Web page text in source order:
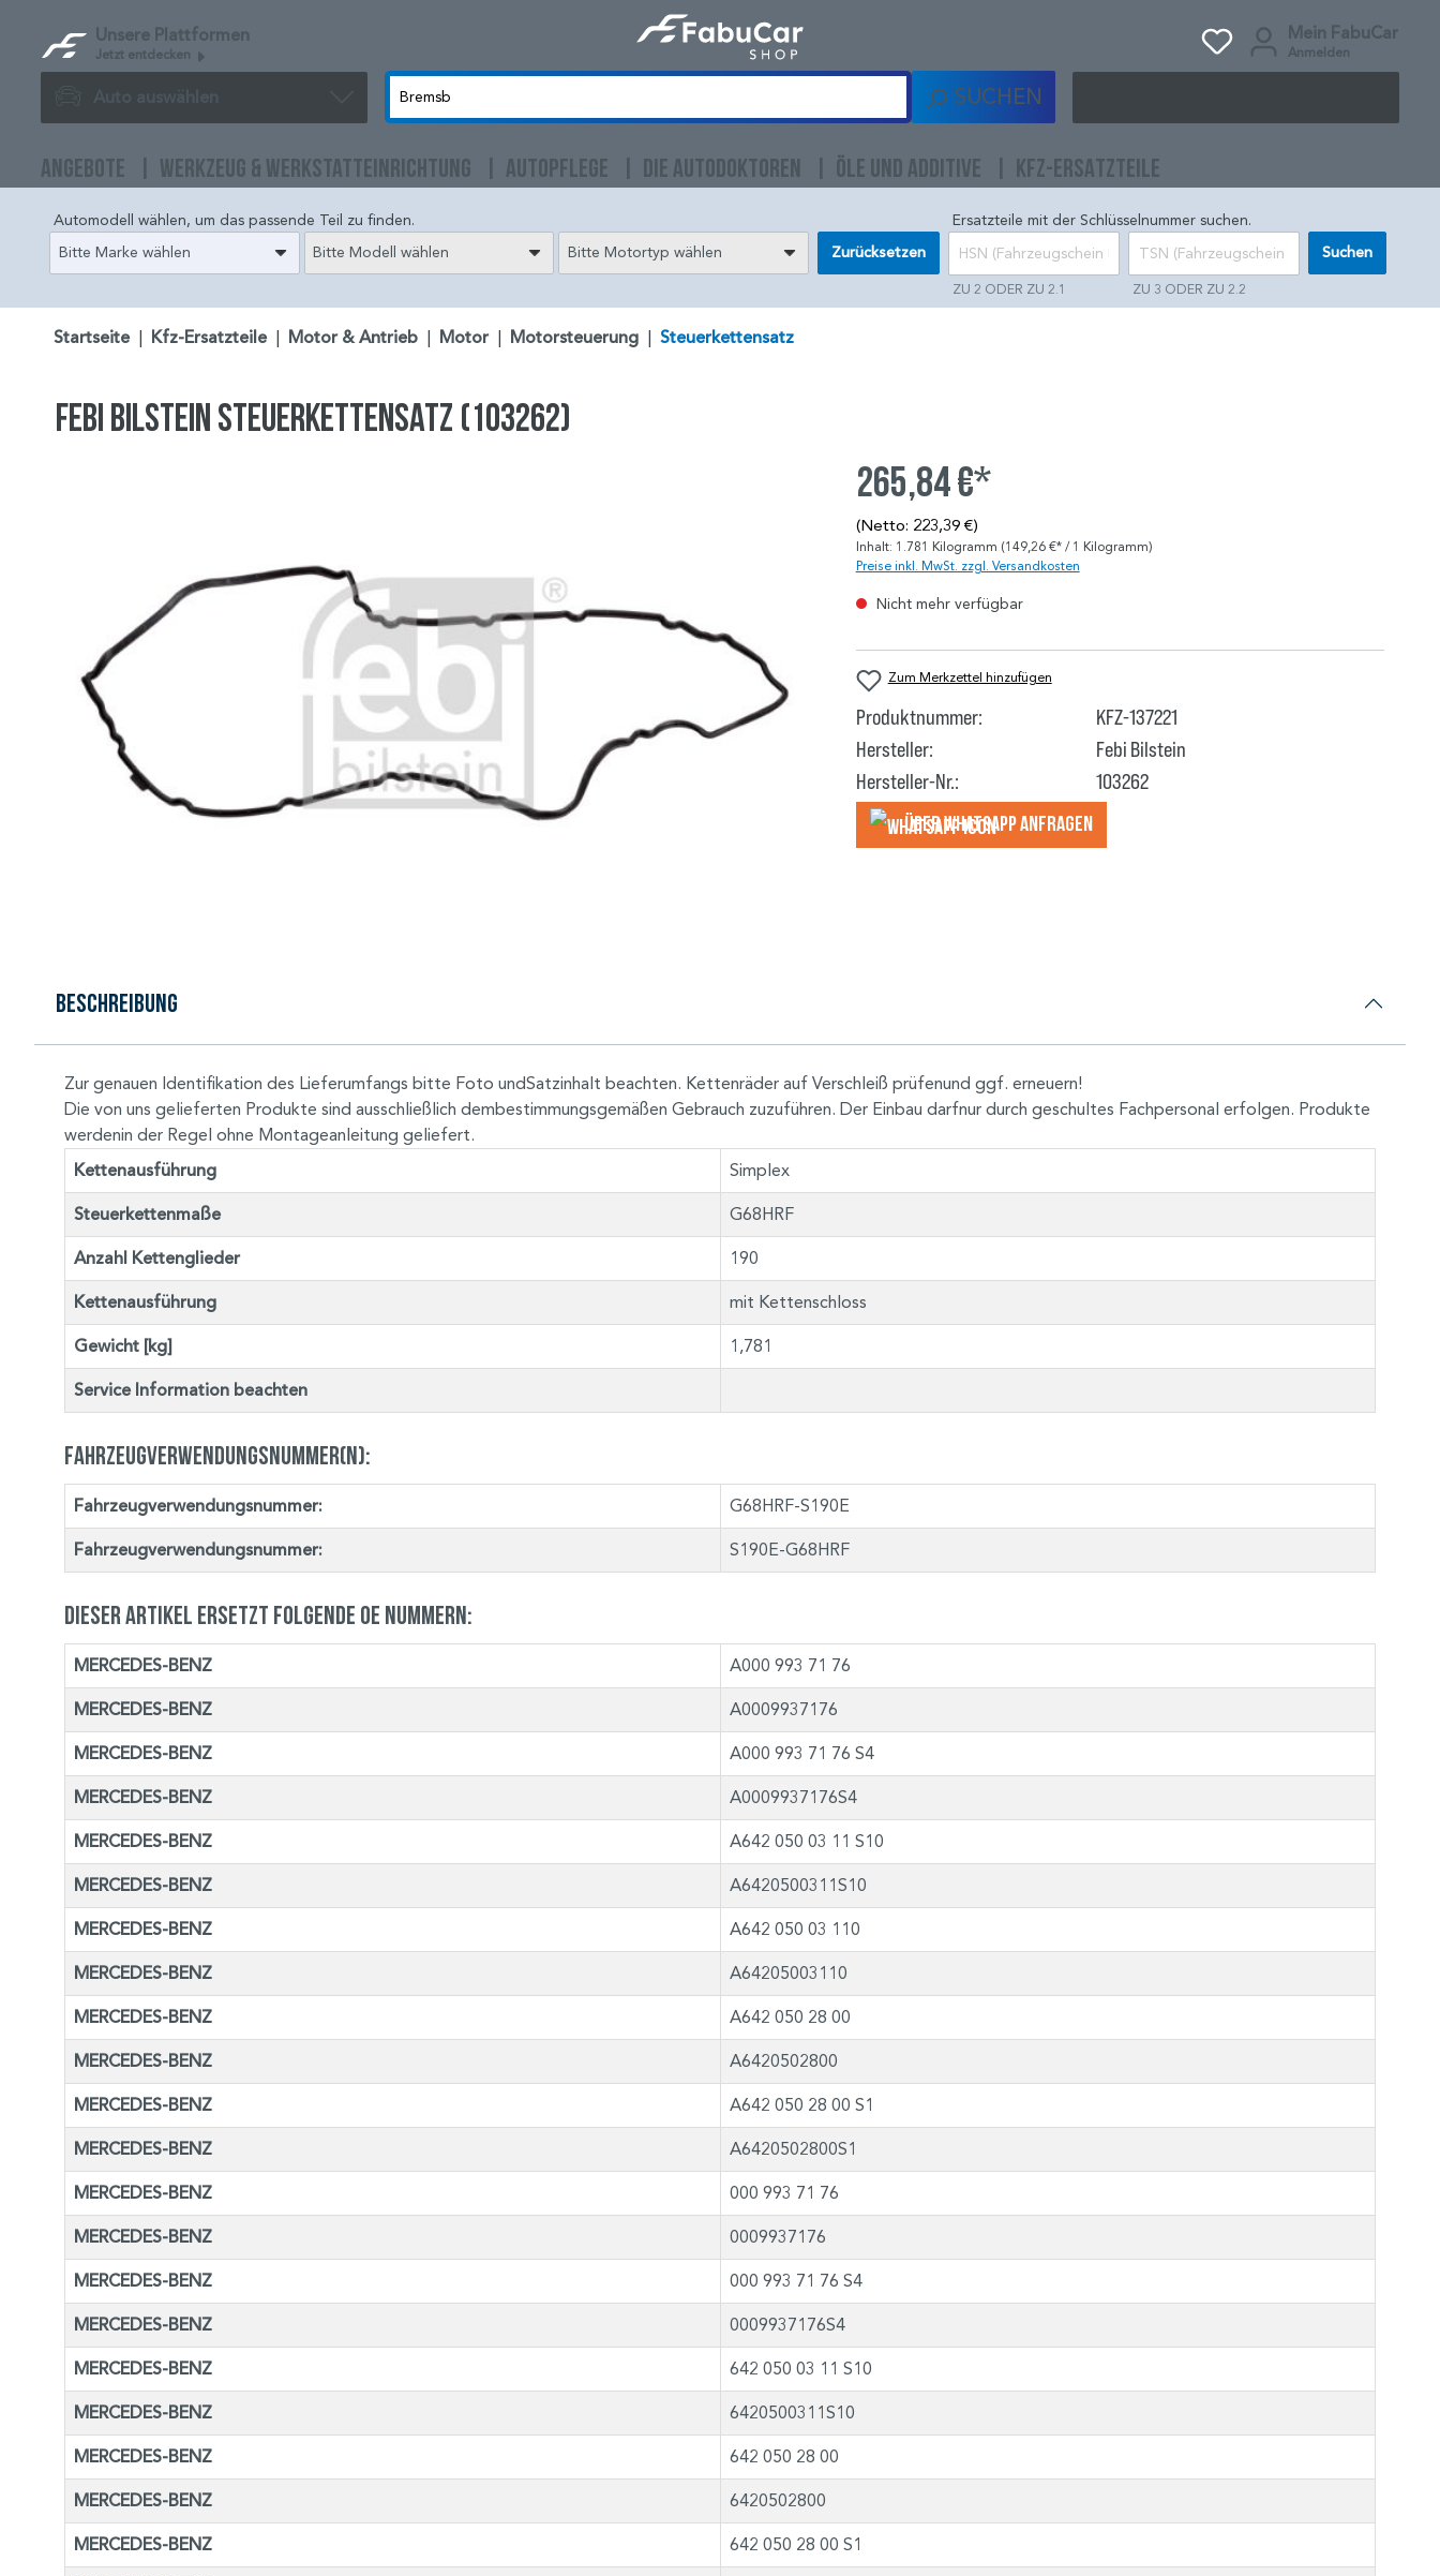
Unsere Plattformen
Jetzt entdecken
Mein FabuCar
Anmelden
Auto auswählen SUCHEN
ANGEBOTE WERKZEUG & WERKSTATTEINRICHTUNG AUTOPFLEGE DIE AUTODOKTOREN ÖLE UND ADDITIVE KFZ-ERSATZTEILE
Automodell wählen, um das passende Teil zu finden.
Bitte Marke wählen
Bitte Modell wählen Bitte Motortyp wählen Zurücksetzen
Ersatzteile mit der Schlüsselnummer suchen.
ZU 2 ODER ZU 2.1 ZU 3 ODER ZU 2.2
Suchen
Startseite Kfz-Ersatzteile Motor & Antrieb Motor Motorsteuerung Steuerkettensatz
FEBI BILSTEIN Steuerkettensatz (103262)
265,84 €*
(Netto: 223,39 €)
Inhalt: 1.781 Kilogramm (149,26 €* / 1 Kilogramm)
Preise inkl. MwSt. zzgl. Versandkosten
Nicht mehr verfügbar
Zum Merkzettel hinzufügen
Produktnummer:
KFZ-137221
Hersteller:
Febi Bilstein
Hersteller-Nr.:
103262
Über WhatsApp anfragеn
Beschreibung
Zur genauen Identifikation des Lieferumfangs bitte Foto undSatzinhalt beachten. Kettenräder auf Verschleiß prüfenund ggf. erneuern!
Die von uns gelieferten Produkte sind ausschließlich dembestimmungsgemäßen Gebrauch zuzuführen. Der Einbau darfnur durch geschultes Fachpersonal erfolgen. Produkte
werdenin der Regel ohne Montageanleitung geliefert.
Kettenausführung Simplex
Steuerkettenmaße G68HRF
Anzahl Kettenglieder 190
Kettenausführung mit Kettenschloss
Gewicht [kg] 1,781
Service Information beachten
Fahrzeugverwendungsnummer(n):
Fahrzeugverwendungsnummer: G68HRF-S190E
Fahrzeugverwendungsnummer: S190E-G68HRF
Dieser Artikel ersetzt folgende OE Nummern:
MERCEDES-BENZ A000 993 71 76
MERCEDES-BENZ A0009937176
MERCEDES-BENZ A000 993 71 76 S4
MERCEDES-BENZ A0009937176S4
MERCEDES-BENZ A642 050 03 11 S10
MERCEDES-BENZ A6420500311S10
MERCEDES-BENZ A642 050 03 110
MERCEDES-BENZ A64205003110
MERCEDES-BENZ A642 050 28 00
MERCEDES-BENZ A6420502800
MERCEDES-BENZ A642 050 28 00 S1
MERCEDES-BENZ A6420502800S1
MERCEDES-BENZ 000 993 71 76
MERCEDES-BENZ 0009937176
MERCEDES-BENZ 000 993 71 76 S4
MERCEDES-BENZ 0009937176S4
MERCEDES-BENZ 642 050 03 11 S10
MERCEDES-BENZ 6420500311S10
MERCEDES-BENZ 642 050 28 00
MERCEDES-BENZ 6420502800
MERCEDES-BENZ 642 050 28 00 S1